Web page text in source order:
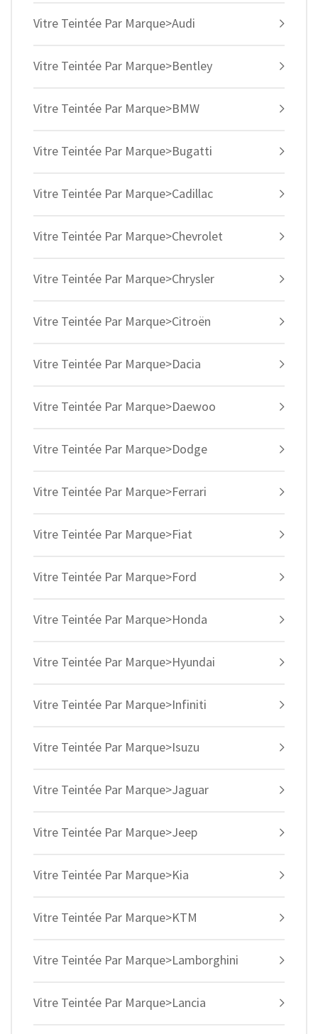
Vitre Teintée Par Marque>Audi
Vitre Teintée Par Marque>Bentley
Vitre Teintée Par Marque>BMW
Vitre Teintée Par Marque>Bugatti
Vitre Teintée Par Marque>Cadillac
Vitre Teintée Par Marque>Chevrolet
Vitre Teintée Par Marque>Chrysler
Vitre Teintée Par Marque>Citroën
Vitre Teintée Par Marque>Dacia
Vitre Teintée Par Marque>Daewoo
Vitre Teintée Par Marque>Dodge
Vitre Teintée Par Marque>Ferrari
Vitre Teintée Par Marque>Fiat
Vitre Teintée Par Marque>Ford
Vitre Teintée Par Marque>Honda
Vitre Teintée Par Marque>Hyundai
Vitre Teintée Par Marque>Infiniti
Vitre Teintée Par Marque>Isuzu
Vitre Teintée Par Marque>Jaguar
Vitre Teintée Par Marque>Jeep
Vitre Teintée Par Marque>Kia
Vitre Teintée Par Marque>KTM
Vitre Teintée Par Marque>Lamborghini
Vitre Teintée Par Marque>Lancia